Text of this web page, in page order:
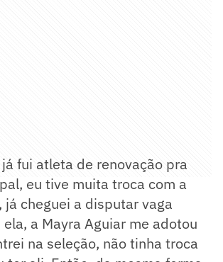
fui atleta de renovação pra
eu tive muita troca com a
já cheguei a disputar vaga
a Mayra Aguiar me adotou
na seleção, não tinha troca